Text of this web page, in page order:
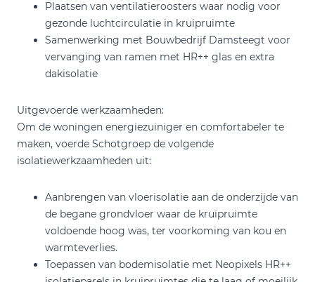
Plaatsen van ventilatieroosters waar nodig voor
gezonde luchtcirculatie in kruipruimte
Samenwerking met Bouwbedrijf Damsteegt voor
vervanging van ramen met HR++ glas en extra
dakisolatie
Uitgevoerde werkzaamheden:
Om de woningen energiezuiniger en comfortabeler te
maken, voerde Schotgroep de volgende
isolatiewerkzaamheden uit:
Aanbrengen van vloerisolatie aan de onderzijde van
de begane grondvloer waar de kruipruimte
voldoende hoog was, ter voorkoming van kou en
warmteverlies.
Toepassen van bodemisolatie met Neopixels HR++